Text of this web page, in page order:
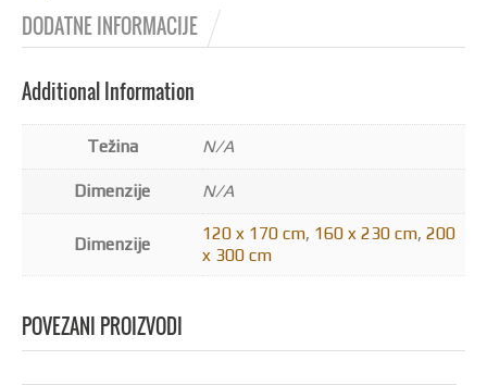
DODATNE INFORMACIJE
Additional Information
Težina N/A
Dimenzije N/A
Dimenzije
120 x 170 cm, 160 x 230 cm, 200
x 300 cm
POVEZANI PROIZVODI